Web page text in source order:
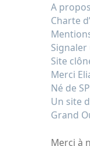
A propos
Charte
Site
Merci
Né de
Un site
Grand
Merci à